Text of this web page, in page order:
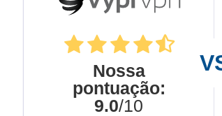
Nossa
pontuação:
9.0/10